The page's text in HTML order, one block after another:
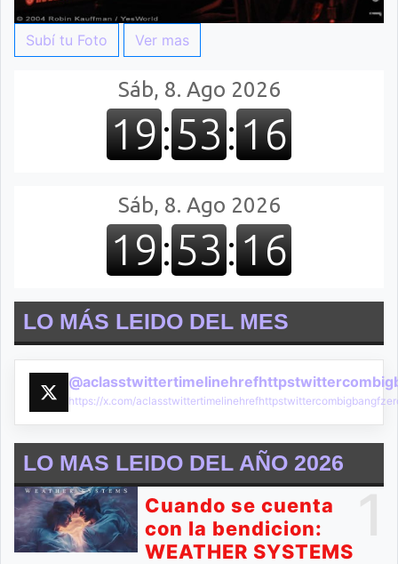
Subí tu Foto Ver mas
LO MÁS LEIDO DEL MES
https://x.com/
LO MAS LEIDO DEL AÑO 2026
Cuando se cuenta
con la bendicion:
WEATHER SYSTEMS